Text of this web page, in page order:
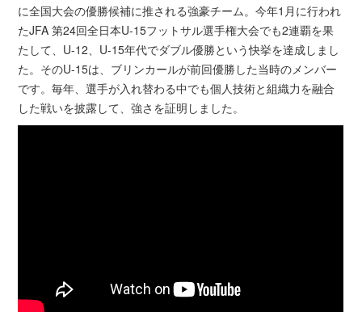
に全国大会の優勝候補に推される強豪チーム。今年1月に行われ
たJFA 第24回全日本U-15フットサル選手権大会でも2連覇を果
たして、U-12、U-15年代でダブル優勝という快挙を達成しまし
た。そのU-15は、ブリンカールが前回優勝した当時のメンバー
です。毎年、選手が入れ替わる中でも個人技術と組織力を融合
した戦いを披露して、強さを証明しました。